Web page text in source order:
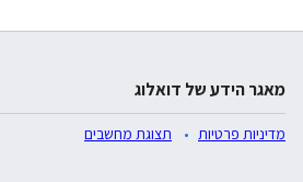
מאגר הידע של דואלוג
מדיניות פרטיות תצוגת מחשבים